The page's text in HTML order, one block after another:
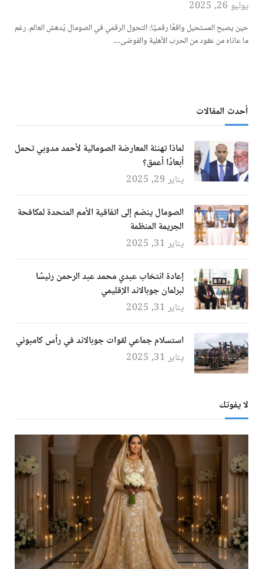
يوليو 26, 2025
حين يصبح المستحيل واقعًا رقمـيًا: التحول الرقمي في الصومال يُدهش العالم. رغم
ما عاناه من عقود من الحرب الأهلية والفوضى…
أحدث المقالات
لماذا تهنئة المعارضة الصومالية لأحمد مدوبي تحمل
أبعادًا أعمق؟
يناير 29, 2025
الصومال ينضم إلى اتفاقية الأمم المتحدة لمكافحة
الجريمة المنظمة
يناير 31, 2025
إعادة انتخاب عبدي محمد عبد الرحمن رئيسًا
لبرلمان جوبالاند الإقليمي
يناير 31, 2025
استسلام جماعي لقوات جوبالاند في رأس كامبوني
يناير 31, 2025
لا يفوتك